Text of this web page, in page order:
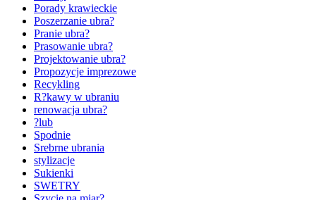
Porady krawieckie
Poszerzanie ubra?
Pranie ubra?
Prasowanie ubra?
Projektowanie ubra?
Propozycje imprezowe
Recykling
R?kawy w ubraniu
renowacja ubra?
?lub
Spodnie
Srebrne ubrania
stylizacje
Sukienki
SWETRY